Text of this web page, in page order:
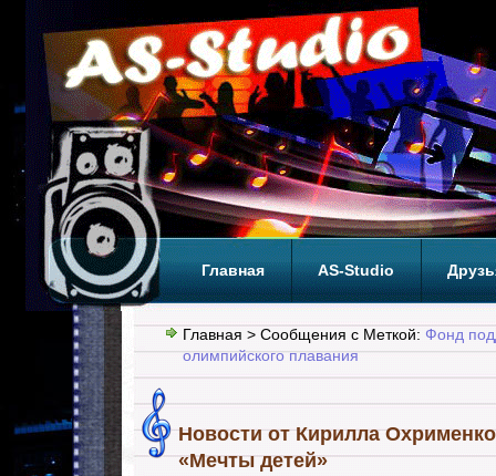
Главная AS-Studio
Теги ТОП
Главная > Сообщения с Меткой: Фонд
олимпийского плавания
Новости от Кирилла
«Мечты детей»